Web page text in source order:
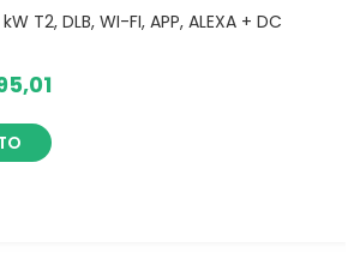
T2, DLB, WI-FI, APP, ALEXA + DC